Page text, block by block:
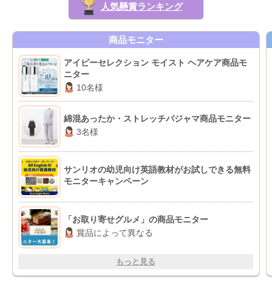
人気懸賞ランキング
商品モニター
アイピーセレクション モイスト ヘアケア商品モ
ニター
10名様
綿混あったか・ストレッチパジャマ商品モニター
3名様
サンリオの幼児向け英語教材がお試しできる無料
モニターキャンペーン
「お取り寄せグルメ」の商品モニター
賞品によって異なる
もっと見る